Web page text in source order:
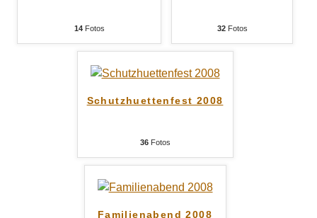
14Fotos 32Fotos
Schutzhuettenfest 2008
36Fotos
Familienabend 2008